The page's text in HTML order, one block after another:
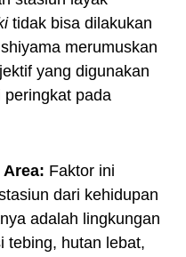
tidak bisa dilakukan
merumuskan
yang digunakan
peringkat pada
Faktor ini
dari kehidupan
adalah lingkungan
tebing, hutan lebat,